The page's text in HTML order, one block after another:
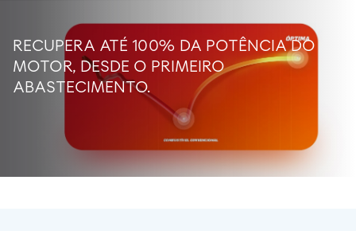
RECUPERA ATÉ 100% DA POTÊNCIA DO
MOTOR, DESDE O PRIMEIRO
ABASTECIMENTO.